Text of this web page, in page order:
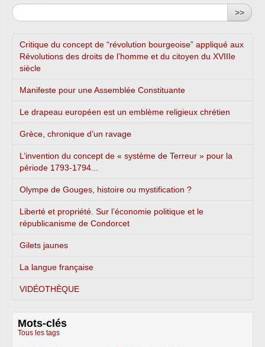
>>
Critique du concept de “révolution bourgeoise” appliqué aux
Révolutions des droits de l’homme et du citoyen du XVIIIe
siècle
Manifeste pour une Assemblée Constituante
Le drapeau européen est un emblème religieux chrétien
Grèce, chronique d’un ravage
L’invention du concept de « système de Terreur » pour la
période 1793-1794...
Olympe de Gouges, histoire ou mystification ?
Liberté et propriété. Sur l’économie politique et le
républicanisme de Condorcet
Gilets jaunes
La langue française
VIDÉOTHÈQUE
Mots-clés
Tous les tags